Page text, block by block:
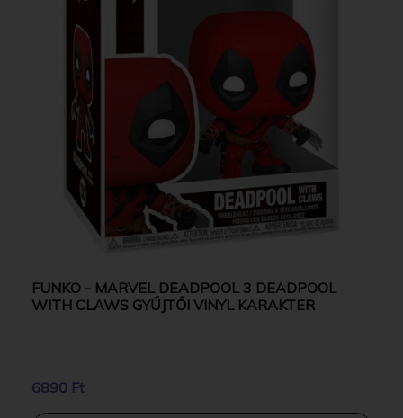
FUNKO - MARVEL DEADPOOL 3 DEADPOOL
WITH CLAWS GYŰJTŐI VINYL KARAKTER
6890 Ft